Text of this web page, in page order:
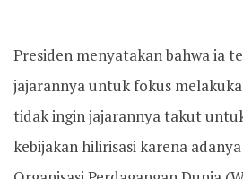
Presiden menyatakan bahwa ia
jajarannya untuk fokus
tidak ingin jajarannya takut
kebijakan hilirisasi karena